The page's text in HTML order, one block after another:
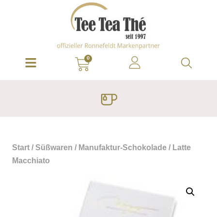
0
Start / Süßwaren / Manufaktur-Schokolade / Latte
Macchiato